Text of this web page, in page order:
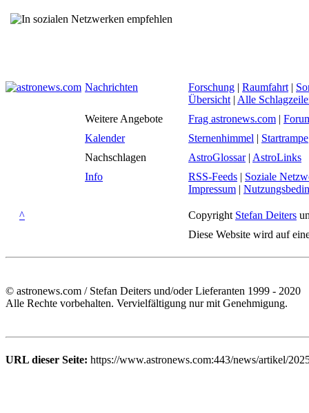
Nachrichten Forschung | Raumfahrt |
Übersicht | Alle
Weitere Angebote
Frag astronews.com |
Kalender
Sternenhimmel | Startrampe
Nachschlagen
AstroGlossar| AstroLinks
Info
RSS-Feeds | Soziale
Impressum |
^ Copyright Stefan Deiters
Diese Website wird auf
© astronews.com / Stefan Deiters und/oder Lieferanten 1999 - 2020
Alle Rechte vorbehalten. Vervielfältigung nur mit Genehmigung.
URL dieser Seite: https://www.astronews.com:443/news/artikel/